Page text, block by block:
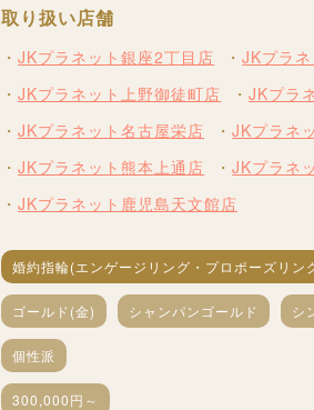
取り扱い店舗
JKプラネット銀座2丁目店
JKプラ
JKプラネット上野御徒町店
JKプラ
JKプラネット名古屋栄店
JKプラネ
JKプラネット熊本上通店
JKプラネ
JKプラネット鹿児島天文館店
婚約指輪(エンゲージリング・プロポーズリン
ゴールド(金) シャンパンゴールド シ
個性派
300,000円～